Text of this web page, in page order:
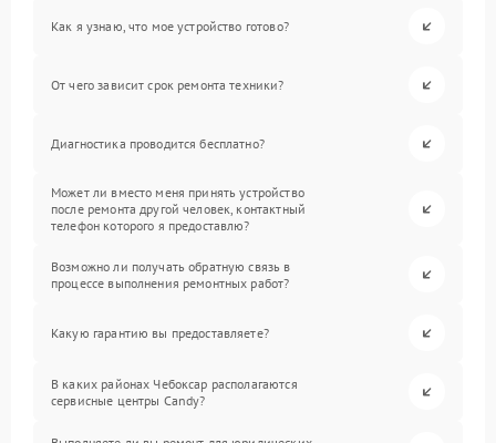
Как я узнаю, что мое устройство готово?
От чего зависит срок ремонта техники?
Диагностика проводится бесплатно?
Может ли вместо меня принять устройство
после ремонта другой человек, контактный
телефон которого я предоставлю?
Возможно ли получать обратную связь в
процессе выполнения ремонтных работ?
Какую гарантию вы предоставляете?
В каких районах Чебоксар располагаются
сервисные центры Candy?